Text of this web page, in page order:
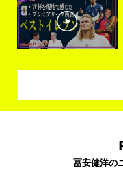
冨安健洋の